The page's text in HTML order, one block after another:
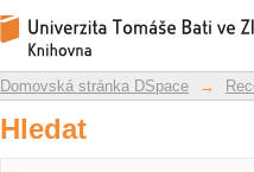
Hledat
Repozitář DSpace/Manakin
Domovská stránka DSpace →
Hledat